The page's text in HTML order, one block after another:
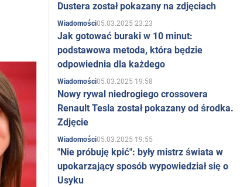
Dustera został pokazany na zdjęciach
Wiadomości05.03.2025 23:23
Jak gotować buraki w 10 minut:
podstawowa metoda, która będzie
odpowiednia dla każdego
Wiadomości05.03.2025 19:58
Nowy rywal niedrogiego crossovera
Renault Tesla został pokazany od środka.
Zdjęcie
Wiadomości05.03.2025 19:55
"Nie próbuję kpić": były mistrz świata w
upokarzający sposób wypowiedział się o
Usyku